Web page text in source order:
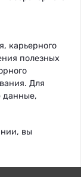
карьерного
полезных
Для
данные,
вы